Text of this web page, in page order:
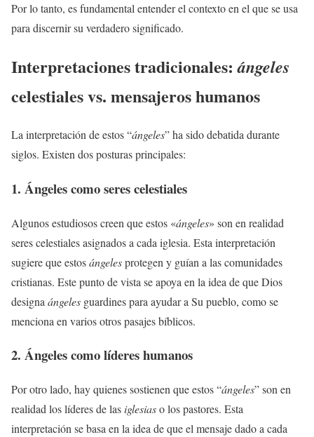
Por lo tanto, es fundamental entender el contexto en el que se usa
para discernir su verdadero significado.
Interpretaciones tradicionales:ángeles
celestiales vs. mensajeroshumanos
La interpretación de estos “ángeles” ha sido debatida durante
siglos. Existen dos posturas principales:
1. Ángeles como seres celestiales
Algunos estudiosos creen que estos «ángeles» son en realidad
seres celestiales asignados a cada iglesia. Esta interpretación
sugiere que estosángelesprotegen y guían a las comunidades
cristianas. Este punto de vista se apoya en la idea de que Dios
designa ángeles guardines para ayudar a Su pueblo, como se
menciona en varios otros pasajes bíblicos.
2. Ángeles como líderes humanos
Por otro lado, hay quienes sostienen que estos “ángeles” son en
realidad los líderes de las iglesiaso los pastores. Esta
interpretación se basa en la idea de que el mensaje dado a cada